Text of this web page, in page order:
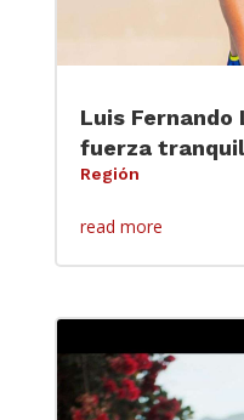
Luis Fernando
fuerza
Región
read more